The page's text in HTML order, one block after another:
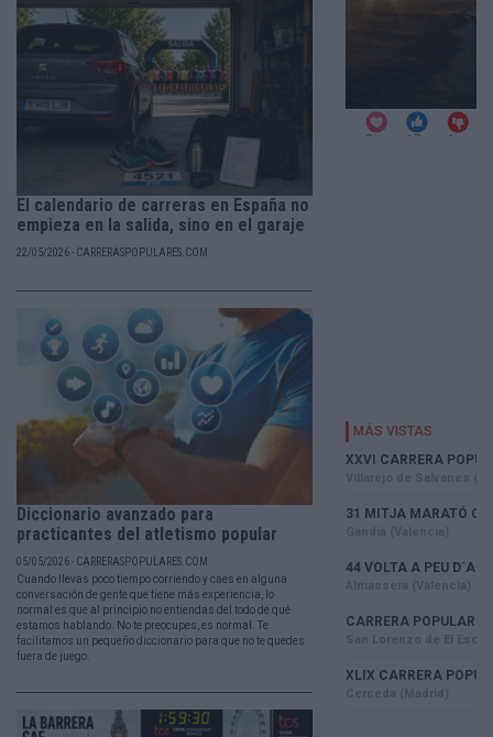
El calendario de carreras en España no
empieza en la salida, sino en el garaje
22/05/2026 - CARRERASPOPULARES.COM
Diccionario avanzado para
practicantes del atletismo popular
05/05/2026 - CARRERASPOPULARES.COM
Cuando llevas poco tiempo corriendo y caes en alguna
conversación de gente que tiene más experiencia, lo
normal es que al principio no entiendas del todo de qué
estamos hablando. No te preocupes, es normal. Te
facilitamos un pequeño diccionario para que no te quedes
fuera de juego.